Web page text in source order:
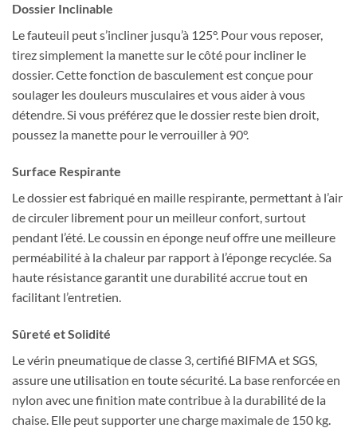
Dossier Inclinable
Le fauteuil peut s’incliner jusqu’à 125°. Pour vous reposer,
tirez simplement la manette sur le côté pour incliner le
dossier. Cette fonction de basculement est conçue pour
soulager les douleurs musculaires et vous aider à vous
détendre. Si vous préférez que le dossier reste bien droit,
poussez la manette pour le verrouiller à 90°.
Surface Respirante
Le dossier est fabriqué en maille respirante, permettant à l’air
de circuler librement pour un meilleur confort, surtout
pendant l’été. Le coussin en éponge neuf offre une meilleure
perméabilité à la chaleur par rapport à l’éponge recyclée. Sa
haute résistance garantit une durabilité accrue tout en
facilitant l’entretien.
Sûreté et Solidité
Le vérin pneumatique de classe 3, certifié BIFMA et SGS,
assure une utilisation en toute sécurité. La base renforcée en
nylon avec une finition mate contribue à la durabilité de la
chaise. Elle peut supporter une charge maximale de 150 kg.